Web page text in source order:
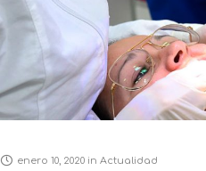
enero 10, 2020 in Actualidad